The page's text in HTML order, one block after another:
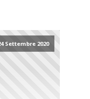
Settembre 2020